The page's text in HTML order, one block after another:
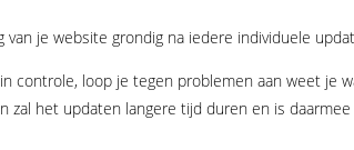
van je website grondig na iedere individuele
controle, loop je tegen problemen aan weet je
zal het updaten langere tijd duren en is